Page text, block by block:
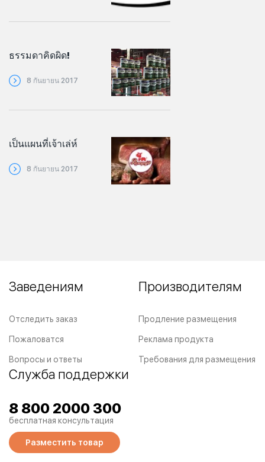
ธรรมดาคิดผิด!
8 กันยายน 2017
เป็นแผนที่เจ้าเล่ห์
8 กันยายน 2017
Заведениям
Отследить заказ
Пожаловатся
Вопросы и ответы
Производителям
Продление размещения
Реклама продукта
Требования для размещения
Служба поддержки
8 800 2000 300
бесплатная консультация
Разместить товар